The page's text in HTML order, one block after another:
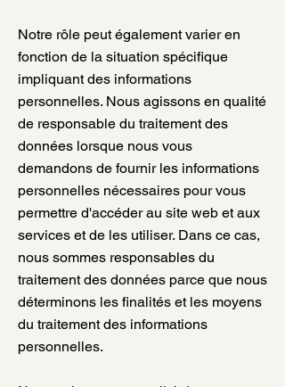
Notre rôle peut également varier en
fonction de la situation spécifique
impliquant des informations
personnelles. Nous agissons en qualité
de responsable du traitement des
données lorsque nous vous
demandons de fournir les informations
personnelles nécessaires pour vous
permettre d'accéder au site web et aux
services et de les utiliser. Dans ce cas,
nous sommes responsables du
traitement des données parce que nous
déterminons les finalités et les moyens
du traitement des informations
personnelles.